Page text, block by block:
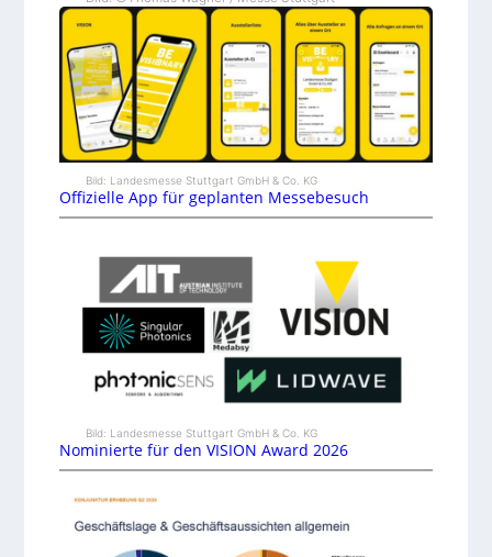
Bild: Landesmesse Stuttgart GmbH & Co. KG
Offizielle App für geplanten Messebesuch
Bild: Landesmesse Stuttgart GmbH & Co. KG
Nominierte für den VISION Award 2026